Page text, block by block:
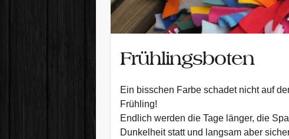
Frühlingsboten
Ein bisschen Farbe schadet nicht auf
Frühling!
Endlich werden die Tage länger, die
Dunkelheit statt und langsam aber